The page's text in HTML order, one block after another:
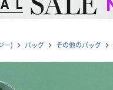
ー) navigate_next バッグ navigate_next その他のバッグ navigate_next